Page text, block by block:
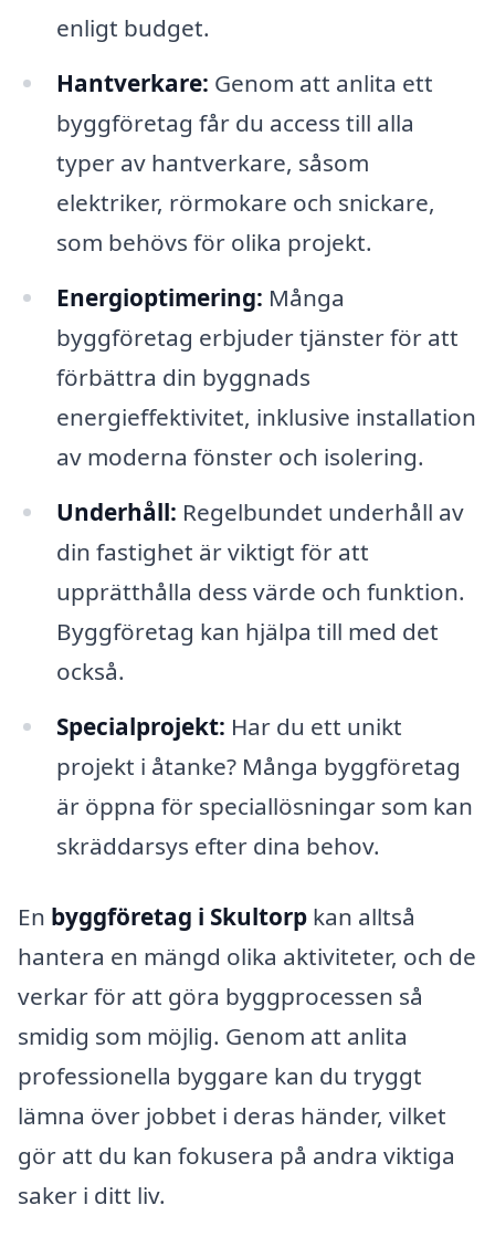
enligt budget.
Hantverkare: Genom att anlita ett
byggföretag får du access till alla
typer av hantverkare, såsom
elektriker, rörmokare och snickare,
som behövs för olika projekt.
Energioptimering: Många
byggföretag erbjuder tjänster för att
förbättra din byggnads
energieffektivitet, inklusive installation
av moderna fönster och isolering.
Underhåll: Regelbundet underhåll av
din fastighet är viktigt för att
upprätthålla dess värde och funktion.
Byggföretag kan hjälpa till med det
också.
Specialprojekt: Har du ett unikt
projekt i åtanke? Många byggföretag
är öppna för speciallösningar som kan
skräddarsys efter dina behov.
En byggföretag i Skultorp kan alltså
hantera en mängd olika aktiviteter, och de
verkar för att göra byggprocessen så
smidig som möjlig. Genom att anlita
professionella byggare kan du tryggt
lämna över jobbet i deras händer, vilket
gör att du kan fokusera på andra viktiga
saker i ditt liv.